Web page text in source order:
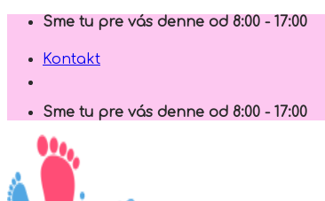
Skip
content
Sme tu pre vás denne od 8:00 - 17:00
Kontakt
Sme tu pre vás denne od 8:00 - 17:00